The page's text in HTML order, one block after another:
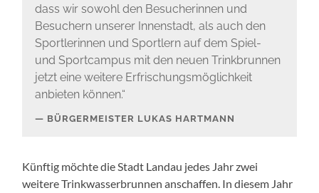
dass wir sowohl den Besucherinnen und
Besuchern unserer Innenstadt, als auch den
Sportlerinnen und Sportlern auf dem Spiel-
und Sportcampus mit den neuen Trinkbrunnen
jetzt eine weitere Erfrischungsmöglichkeit
anbieten können.“
BÜRGERMEISTER LUKAS HARTMANN
Künftig möchte die Stadt Landau jedes Jahr zwei
weitere Trinkwasserbrunnen anschaffen. In diesem Jahr